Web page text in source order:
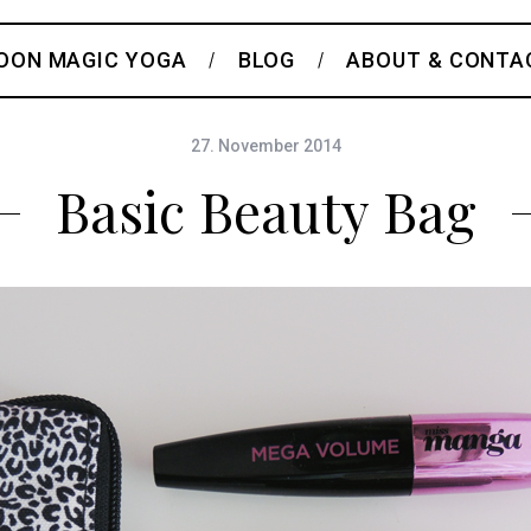
MAGIC YOGA BLOG ABOUT &
27. November 2014
Basic Beauty Bag